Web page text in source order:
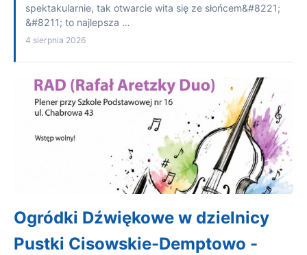
spektakularnie, tak otwarcie wita się ze słońcem&#8221;
&#8211; to najlepsza …
4 sierpnia 2026
Ogródki Dźwiękowe w dzielnicy
Pustki Cisowskie-Demptowo -